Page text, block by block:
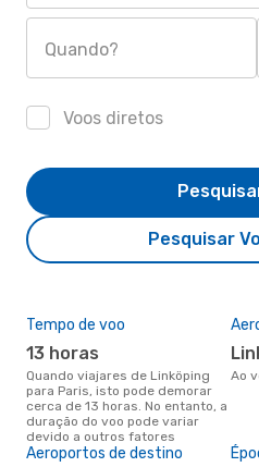
Quando?
Voos diretos
Pesquisar
Tempo de voo
13 horas
Quando viajares de Linköping
para Paris, isto pode demorar
cerca de 13 horas. No entanto, a
duração do voo pode variar
devido a outros fatores
Ao
Aeroportos de destino